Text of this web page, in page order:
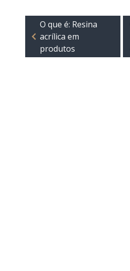
O que é: Resina
acrílica em
produtos